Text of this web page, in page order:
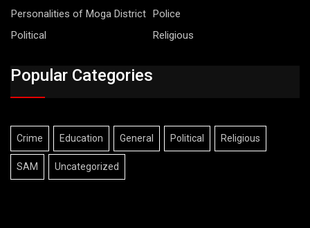
Personalities of Moga District Police
Political
Religious
Popular Categories
Crime Education General Political Religious
SAM Uncategorized